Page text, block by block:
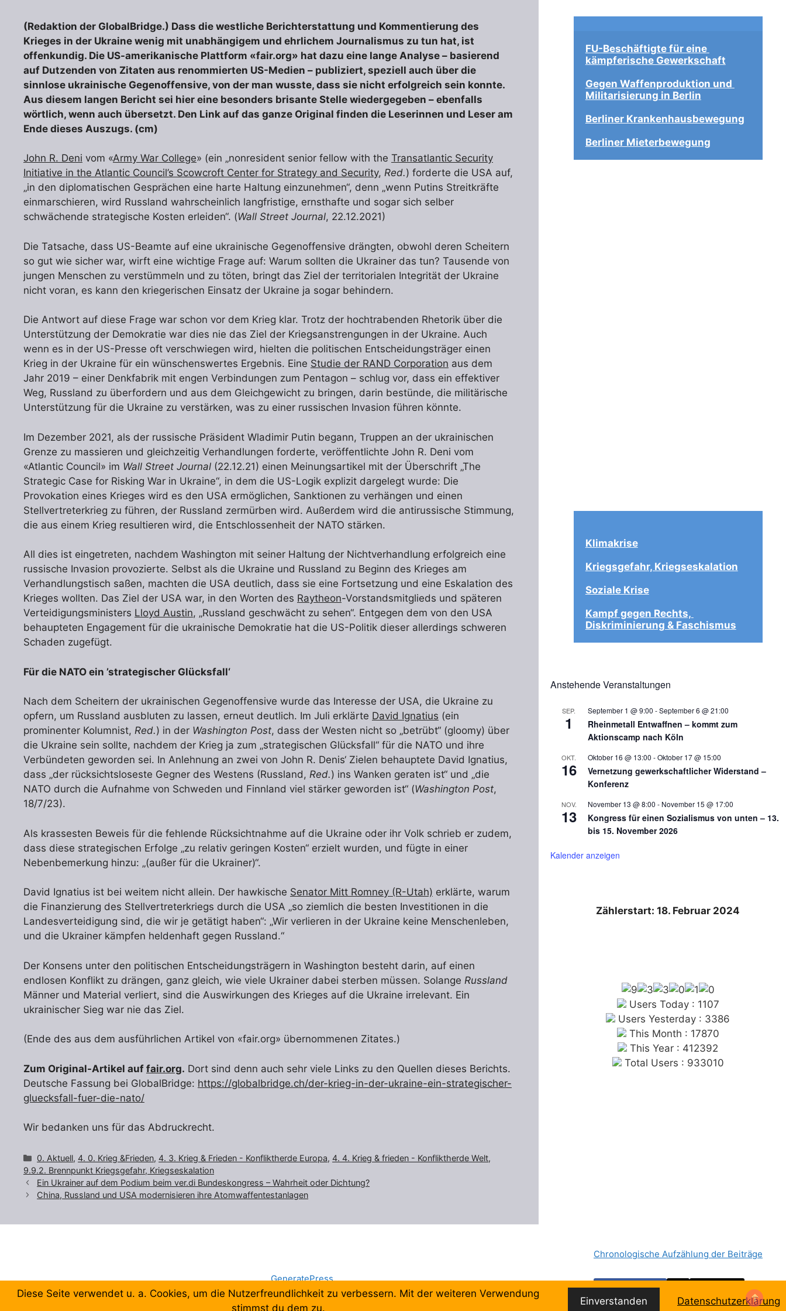
(Redaktion der GlobalBridge.) Dass die westliche Berichterstattung und Kommentierung des
Krieges in der Ukraine wenig mit unabhängigem und ehrlichem Journalismus zu tun hat, ist
offenkundig. Die US-amerikanische Plattform «fair.org» hat dazu eine lange Analyse – basierend
auf Dutzenden von Zitaten aus renommierten US-Medien – publiziert, speziell auch über die
sinnlose ukrainische Gegenoffensive, von der man wusste, dass sie nicht erfolgreich sein konnte.
Aus diesem langen Bericht sei hier eine besonders brisante Stelle wiedergegeben – ebenfalls
wörtlich, wenn auch übersetzt. Den Link auf das ganze Original finden die Leserinnen und Leser am
Ende dieses Auszugs. (cm)
John R. Deni vom «Army War College» (ein „nonresident senior fellow with the Transatlantic Security
Initiative in the Atlantic Council’s Scowcroft Center for Strategy and Security, Red.) forderte die USA auf,
„in den diplomatischen Gesprächen eine harte Haltung einzunehmen“, denn „wenn Putins Streitkräfte
einmarschieren, wird Russland wahrscheinlich langfristige, ernsthafte und sogar sich selber
schwächende strategische Kosten erleiden“. (Wall Street Journal, 22.12.2021)
Die Tatsache, dass US-Beamte auf eine ukrainische Gegenoffensive drängten, obwohl deren Scheitern
so gut wie sicher war, wirft eine wichtige Frage auf: Warum sollten die Ukrainer das tun? Tausende von
jungen Menschen zu verstümmeln und zu töten, bringt das Ziel der territorialen Integrität der Ukraine
nicht voran, es kann den kriegerischen Einsatz der Ukraine ja sogar behindern.
Die Antwort auf diese Frage war schon vor dem Krieg klar. Trotz der hochtrabenden Rhetorik über die
Unterstützung der Demokratie war dies nie das Ziel der Kriegsanstrengungen in der Ukraine. Auch
wenn es in der US-Presse oft verschwiegen wird, hielten die politischen Entscheidungsträger einen
Krieg in der Ukraine für ein wünschenswertes Ergebnis. Eine Studie der RAND Corporation aus dem
Jahr 2019 – einer Denkfabrik mit engen Verbindungen zum Pentagon – schlug vor, dass ein effektiver
Weg, Russland zu überfordern und aus dem Gleichgewicht zu bringen, darin bestünde, die militärische
Unterstützung für die Ukraine zu verstärken, was zu einer russischen Invasion führen könnte.
Im Dezember 2021, als der russische Präsident Wladimir Putin begann, Truppen an der ukrainischen
Grenze zu massieren und gleichzeitig Verhandlungen forderte, veröffentlichte John R. Deni vom
«Atlantic Council» im Wall Street Journal (22.12.21) einen Meinungsartikel mit der Überschrift „The
Strategic Case for Risking War in Ukraine“, in dem die US-Logik explizit dargelegt wurde: Die
Provokation eines Krieges wird es den USA ermöglichen, Sanktionen zu verhängen und einen
Stellvertreterkrieg zu führen, der Russland zermürben wird. Außerdem wird die antirussische Stimmung,
die aus einem Krieg resultieren wird, die Entschlossenheit der NATO stärken.
All dies ist eingetreten, nachdem Washington mit seiner Haltung der Nichtverhandlung erfolgreich eine
russische Invasion provozierte. Selbst als die Ukraine und Russland zu Beginn des Krieges am
Verhandlungstisch saßen, machten die USA deutlich, dass sie eine Fortsetzung und eine Eskalation des
Krieges wollten. Das Ziel der USA war, in den Worten des Raytheon-Vorstandsmitglieds und späteren
Verteidigungsministers Lloyd Austin, „Russland geschwächt zu sehen“. Entgegen dem von den USA
behaupteten Engagement für die ukrainische Demokratie hat die US-Politik dieser allerdings schweren
Schaden zugefügt.
Für die NATO ein ’strategischer Glücksfall‘
Nach dem Scheitern der ukrainischen Gegenoffensive wurde das Interesse der USA, die Ukraine zu
opfern, um Russland ausbluten zu lassen, erneut deutlich. Im Juli erklärte David Ignatius (ein
prominenter Kolumnist, Red.) in der Washington Post, dass der Westen nicht so „betrübt“ (gloomy) über
die Ukraine sein sollte, nachdem der Krieg ja zum „strategischen Glücksfall“ für die NATO und ihre
Verbündeten geworden sei. In Anlehnung an zwei von John R. Denis‘ Zielen behauptete David Ignatius,
dass „der rücksichtsloseste Gegner des Westens (Russland, Red.) ins Wanken geraten ist“ und „die
NATO durch die Aufnahme von Schweden und Finnland viel stärker geworden ist“ (Washington Post,
18/7/23).
Als krassesten Beweis für die fehlende Rücksichtnahme auf die Ukraine oder ihr Volk schrieb er zudem,
dass diese strategischen Erfolge „zu relativ geringen Kosten“ erzielt wurden, und fügte in einer
Nebenbemerkung hinzu: „(außer für die Ukrainer)“.
David Ignatius ist bei weitem nicht allein. Der hawkische Senator Mitt Romney (R-Utah) erklärte, warum
die Finanzierung des Stellvertreterkriegs durch die USA „so ziemlich die besten Investitionen in die
Landesverteidigung sind, die wir je getätigt haben“: „Wir verlieren in der Ukraine keine Menschenleben,
und die Ukrainer kämpfen heldenhaft gegen Russland.“
Der Konsens unter den politischen Entscheidungsträgern in Washington besteht darin, auf einen
endlosen Konflikt zu drängen, ganz gleich, wie viele Ukrainer dabei sterben müssen. Solange Russland
Männer und Material verliert, sind die Auswirkungen des Krieges auf die Ukraine irrelevant. Ein
ukrainischer Sieg war nie das Ziel.
(Ende des aus dem ausführlichen Artikel von «fair.org» übernommenen Zitates.)
Zum Original-Artikel auf fair.org. Dort sind denn auch sehr viele Links zu den Quellen dieses Berichts.
Deutsche Fassung bei GlobalBridge: https://globalbridge.ch/der-krieg-in-der-ukraine-ein-strategischer-
gluecksfall-fuer-die-nato/
Wir bedanken uns für das Abdruckrecht.
Kategorien
0. Aktuell,4. 0. Krieg &Frieden,4. 3. Krieg & Frieden - Konfliktherde Europa,4. 4. Krieg & frieden - Konfliktherde Welt,
9.9.2. Brennpunkt Kriegsgefahr, Kriegseskalation
Ein Ukrainer auf dem Podium beim ver.di Bundeskongress – Wahrheit oder Dichtung?
China, Russland und USA modernisieren ihre Atomwaffentestanlagen
FU-Beschäftigte für eine
kämpferische Gewerkschaft
Gegen Waffenproduktion und
Militarisierung in Berlin
Berliner Krankenhausbewegung
Berliner Mieterbewegung
Klimakrise
Kriegsgefahr, Kriegseskalation
Soziale Krise
Kampf gegen Rechts,
Diskriminierung & Faschismus
Anstehende Veranstaltungen
SEP.
1
September 1 @ 9:00 -September 6 @ 21:00
Rheinmetall Entwaffnen – kommt zum
Aktionscamp nach Köln
OKT.
16
Oktober 16 @ 13:00 -Oktober 17 @ 15:00
Vernetzung gewerkschaftlicher Widerstand –
Konferenz
NOV.
13
November 13 @ 8:00 - November 15 @ 17:00
Kongress für einen Sozialismus von unten – 13.
bis 15. November 2026
Kalender anzeigen
Zählerstart: 18. Februar 2024
Users Today : 1107
Users Yesterday : 3386
This Month : 17870
This Year : 412392
Total Users : 933010
Chronologische Aufzählung der Beiträge
Facebook
© 2026 Forum Gewerkschaftliche Linke Berlin• Erstellt mitGeneratePress
Diese Seite verwendet u. a. Cookies, um die Nutzerfreundlichkeit zu verbessern. Mit der weiteren Verwendung
stimmst du dem zu.
Einverstanden Datenschutzerklärung